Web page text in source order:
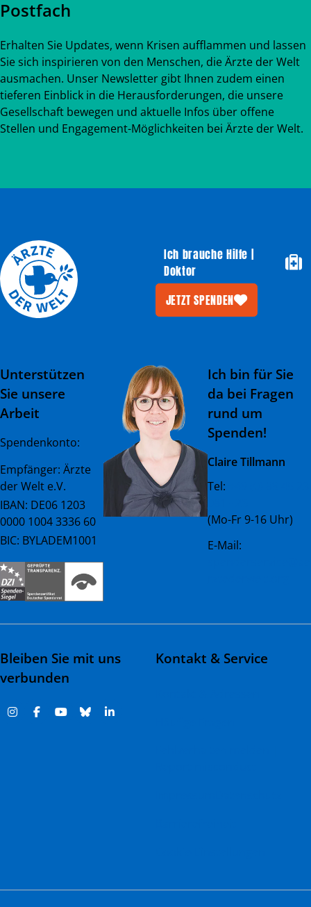
Postfach
Erhalten Sie Updates, wenn Krisen aufflammen und lassen
Sie sich inspirieren von den Menschen, die Ärzte der Welt
ausmachen. Unser Newsletter gibt Ihnen zudem einen
tieferen Einblick in die Herausforderungen, die unsere
Gesellschaft bewegen und aktuelle Infos über offene
Stellen und Engagement-Möglichkeiten bei Ärzte der Welt.
Ich brauche Hilfe |
Doktor
JETZT SPENDEN
Unterstützen
Sie unsere
Arbeit
Spendenkonto:
Empfänger: Ärzte
der Welt e.V.
IBAN: DE06 1203
0000 1004 3336 60
BIC: BYLADEM1001
Ich bin für Sie
da bei Fragen
rund um
Spenden!
Claire Tillmann
Tel:
(Mo-Fr 9-16 Uhr)
E-Mail:
Bleiben Sie mit uns
verbunden
Kontakt & Service